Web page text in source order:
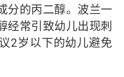
分的丙二醇。波兰一
经常引致幼儿出现刺
2岁以下的幼儿避免